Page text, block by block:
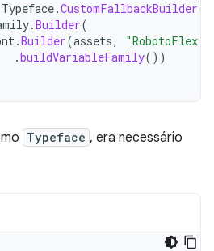
Typeface.CustomFallbackBuilder(
.Builder(
.Builder(assets,
.buildVariableFamily())
Typeface , era necessário